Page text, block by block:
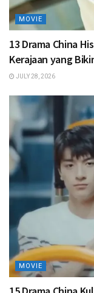
MOVIE
13 Drama China
Kerajaan yang
JULY 28, 2026
MOVIE